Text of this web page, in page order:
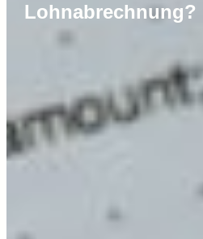
Lohnabrechnung?